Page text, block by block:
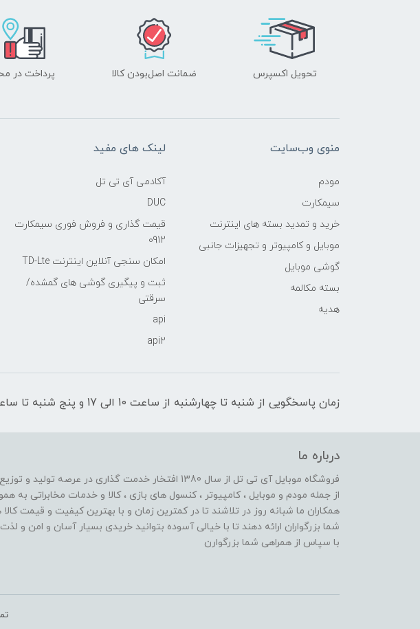
تحویل اکسپرس ضمانت اصل‌بودن کالا پرداخت در
منوی وب‌سایت
مودم
سیمکارت
خرید و تمدید بسته های اینترنت
موبایل و کامپیوتر و تجهیزات جانبی
گوشی موبایل
بسته مکالمه
هدیه
لینک های مفید
آکادمی آی تی تل
DUC
قیمت گذاری و فروش فوری سیمکارت
0912
امکان سنجی آنلاین اینترنت TD-Lte
ثبت و پیگیری گوشی های گمشده/
سرقتی
api
api2
زمان پاسخگویی از شنبه تا چهارشنبه از ساعت 10 الی 17 و پنج شنبه تا ساعت 13
درباره ما
از جمله مودم و موبایل ، کامپیوتر ، کنسول های بازی ، کالا و خدمات مخابراتی به
همکاران ما شبانه روز در تلاشند تا در کمترین زمان و با بهترین کیفیت و قیمت کالا
شما بزرگواران ارائه دهند تا با خیالی آسوده بتوانید خریدی بسیار آسان و امن و
با سپاس از همراهی شما بزرگوارن